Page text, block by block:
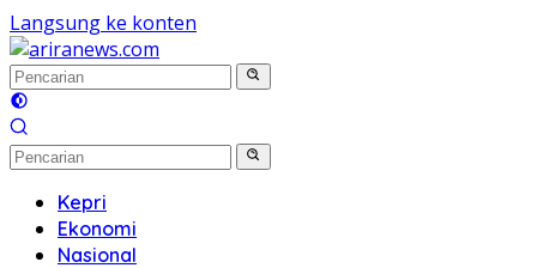
Langsung ke konten
Kepri
Ekonomi
Nasional